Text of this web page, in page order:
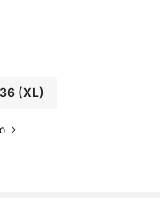
36(XL)